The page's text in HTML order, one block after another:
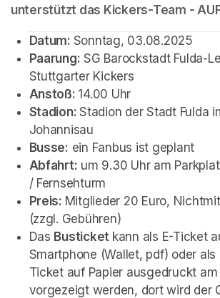
unterstützt das Kickers-Team - AUF
Datum: Sonntag, 03.08.2025
Paarung: SG Barockstadt Fulda-
Stuttgarter Kickers
Anstoß: 14.00 Uhr
Stadion: Stadion der Stadt Fulda
Johannisau
Busse: ein Fanbus ist geplant
Abfahrt: um 9.30 Uhr am
/ Fernsehturm
Preis: Mitglieder 20 Euro,
(zzgl. Gebühren)
Das Busticket kann als E-Ticket
Smartphone (Wallet, pdf) oder als
Ticket auf Papier ausgedruckt
vorgezeigt werden, dort wird der